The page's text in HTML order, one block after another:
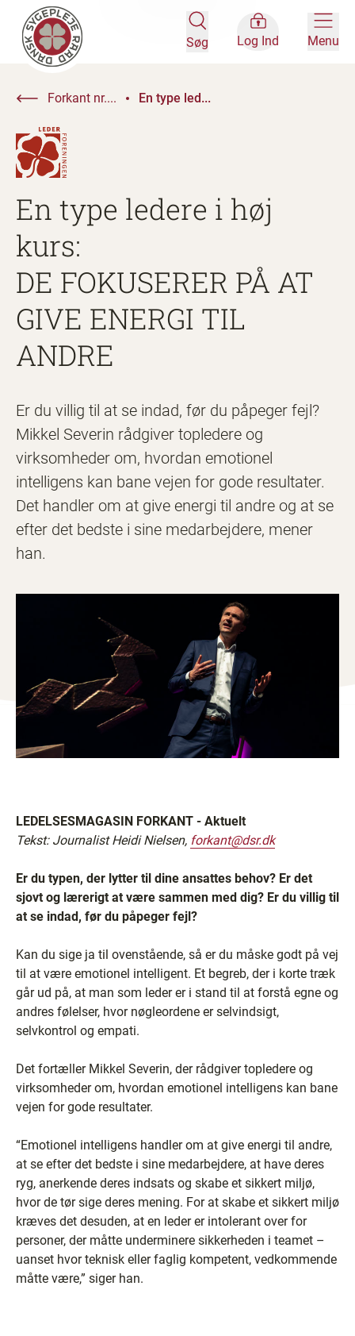
Søg Log Ind Menu
Forkant nr.... En type led...
En type ledere i høj
kurs:
DE FOKUSERER PÅ AT
GIVE ENERGI TIL
ANDRE
Er du villig til at se indad, før du påpeger fejl?
Mikkel Severin rådgiver topledere og
virksomheder om, hvordan emotionel
intelligens kan bane vejen for gode resultater.
Det handler om at give energi til andre og at se
efter det bedste i sine medarbejdere, mener
han.
LEDELSESMAGASIN FORKANT - Aktuelt
Tekst: Journalist Heidi Nielsen, forkant@dsr.dk
Er du typen, der lytter til dine ansattes behov? Er det
sjovt og lærerigt at være sammen med dig? Er du villig til
at se indad, før du påpeger fejl?
Kan du sige ja til ovenstående, så er du måske godt på vej
til at være emotionel intelligent. Et begreb, der i korte træk
går ud på, at man som leder er i stand til at forstå egne og
andres følelser, hvor nøgleordene er selvindsigt,
selvkontrol og empati.
Det fortæller Mikkel Severin, der rådgiver topledere og
virksomheder om, hvordan emotionel intelligens kan bane
vejen for gode resultater.
“Emotionel intelligens handler om at give energi til andre,
at se efter det bedste i sine medarbejdere, at have deres
ryg, anerkende deres indsats og skabe et sikkert miljø,
hvor de tør sige deres mening. For at skabe et sikkert miljø
kræves det desuden, at en leder er intolerant over for
personer, der måtte underminere sikkerheden i teamet –
uanset hvor teknisk eller faglig kompetent, vedkommende
måtte være,” siger han.